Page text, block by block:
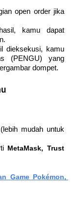
open order jika
kamu dapat
dieksekusi, kamu
(PENGU) yang
dompet.
mudah untuk
MetaMask, Trust
Game Pokémon,